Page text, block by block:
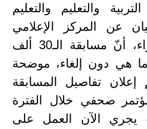
والتعليم والتعليم
عن المركز الإعلامي
لمجلس الوزراء، أنّ مسابقة الـ30 ألف
هي دون إلغاء، موضحة
إعلان تفاصيل المسابقة
صحفي خلال الفترة
يجري الآن العمل على